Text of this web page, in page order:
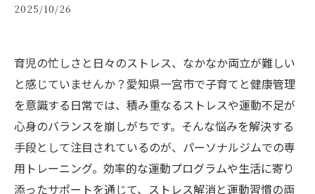
2025/10/26
育児の忙しさと日々のストレス、なかなか両立が難しい
と感じていませんか？愛知県一宮市で子育てと健康管理
を意識する日常では、積み重なるストレスや運動不足が
心身のバランスを崩しがちです。そんな悩みを解決する
手段として注目されているのが、パーソナルジムでの専
用トレーニング。効率的な運動プログラムや生活に寄り
添ったサポートを通じて、ストレス解消と運動習慣の両